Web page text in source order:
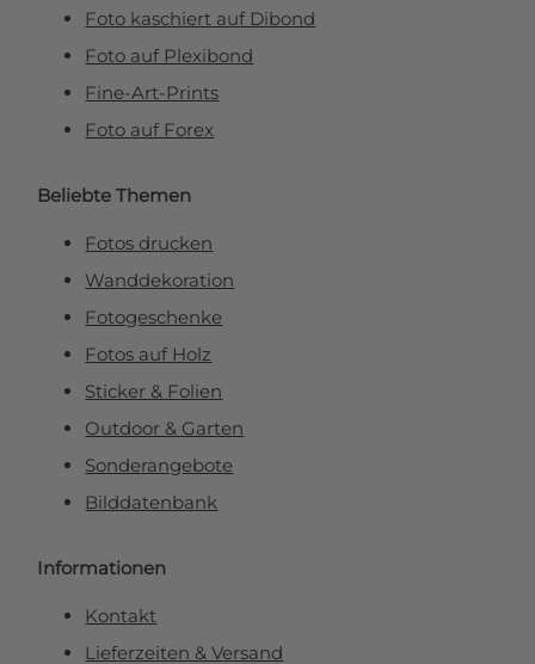
Foto kaschiert auf Dibond
Foto auf Plexibond
Fine-Art-Prints
Foto auf Forex
Beliebte Themen
Fotos drucken
Wanddekoration
Fotogeschenke
Fotos auf Holz
Sticker & Folien
Outdoor & Garten
Sonderangebote
Bilddatenbank
Informationen
Kontakt
Lieferzeiten & Versand